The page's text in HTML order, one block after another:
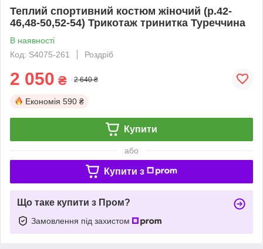
Теплий спортивний костюм жіночий (р.42-
46,48-50,52-54) Трикотаж тринитка Туреччина
В наявності
Код: S4075-261
Роздріб
2 050 ₴ 2 640 ₴
Економія 590 ₴
Купити
або
Купити з
Що таке купити з Пром?
Замовлення під захистом